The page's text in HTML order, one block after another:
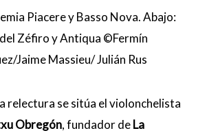
Piacere y Basso Nova. Abajo:
Zéfiro y Antiqua ©Fermín
Jaime Massieu/ Julián Rus
relectura se sitúa el violonchelista
Obregón, fundador deLa